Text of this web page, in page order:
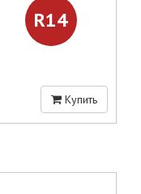
R14
Купить